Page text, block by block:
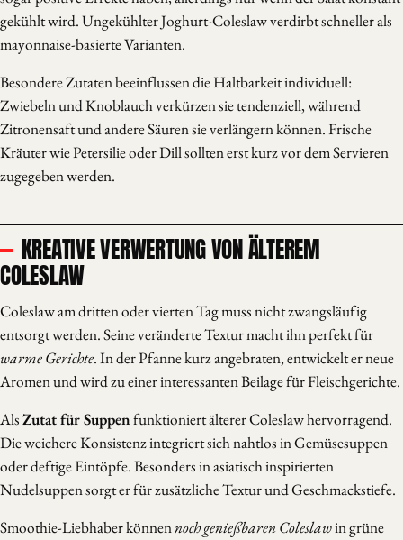
gekühlt wird. Ungekühlter Joghurt-Coleslaw verdirbt schneller als
mayonnaise-basierte Varianten.
Besondere Zutaten beeinflussen die Haltbarkeit individuell:
Zwiebeln und Knoblauch verkürzen sie tendenziell, während
Zitronensaft und andere Säuren sie verlängern können. Frische
Kräuter wie Petersilie oder Dill sollten erst kurz vor dem Servieren
zugegeben werden.
KREATIVE VERWERTUNG VON ÄLTEREM
COLESLAW
Coleslaw am dritten oder vierten Tag muss nicht zwangsläufig
entsorgt werden. Seine veränderte Textur macht ihn perfekt für
warme Gerichte. In der Pfanne kurz angebraten, entwickelt er neue
Aromen und wird zu einer interessanten Beilage für Fleischgerichte.
AlsZutat für Suppenfunktioniert älterer Coleslaw hervorragend.
Die weichere Konsistenz integriert sich nahtlos in Gemüsesuppen
oder deftige Eintöpfe. Besonders in asiatisch inspirierten
Nudelsuppen sorgt er für zusätzliche Textur und Geschmackstiefe.
Smoothie-Liebhaber könnennoch genießbaren Coleslawin grüne